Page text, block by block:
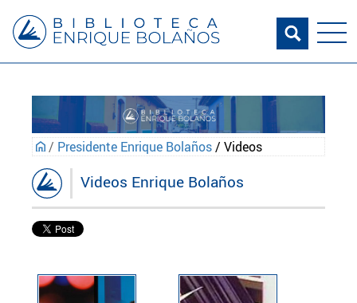
/ Presidente Enrique Bolaños/ Videos
Videos Enrique Bolaños